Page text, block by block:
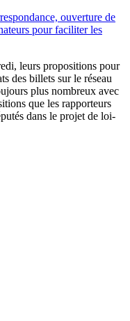
ouverture de
pour faciliter les
leurs propositions pour
des billets sur le réseau
plus nombreux avec
que les rapporteurs
dans le projet de loi-